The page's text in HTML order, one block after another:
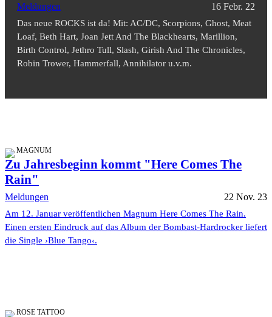
Meldungen 16 Febr. 22
Das neue ROCKS ist da! Mit: AC/DC, Scorpions, Ghost, Meat
Loaf, Beth Hart, Joan Jett And The Blackhearts, Marillion,
Birth Control, Jethro Tull, Slash, Girish And The Chronicles,
Robin Trower, Hammerfall, Annihilator u.v.m.
MAGNUM
Zu Jahresbeginn kommt "Here Comes The
Rain"
Meldungen 22 Nov. 23
Am 12. Januar veröffentlichen Magnum Here Comes The Rain.
Einen ersten Eindruck auf das Album der Bombast-Hardrocker liefert
die Single ›Blue Tango‹.
ROSE TATTOO